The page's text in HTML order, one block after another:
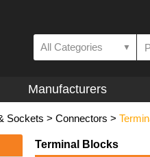
All Categories ▼
Manufacturers
Sockets > Connectors >
Terminal Blocks